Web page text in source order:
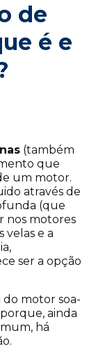
de
é e
(também
que
um motor.
através de
(que
nos motores
velas e a
ser a opção
motor soa-
ainda
há